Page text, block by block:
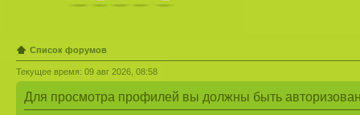
Список форумов
Текущее время: 09 авг 2026, 08:58
Для просмотра профилей вы должны быть